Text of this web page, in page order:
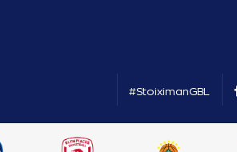
#StoiximanGBL